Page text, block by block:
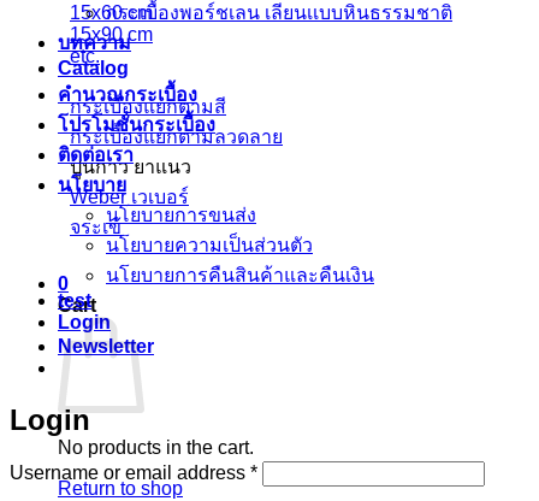
15x60 cm
15x90 cm
etc.
กระเบื้องแยกตามสี
กระเบื้องแยกตามลวดลาย
ปูนกาว ยาแนว
Weber เวเบอร์
จระเข้
0
Cart
No products in the cart.
Return to shop
กระเบื้องพอร์ชเลน เลียนเเบบหินธรรมชาติ
บทความ
Catalog
คำนวณกระเบื้อง
โปรโมชั่นกระเบื้อง
ติดต่อเรา
นโยบาย
นโยบายการขนส่ง
นโยบายความเป็นส่วนตัว
นโยบายการคืนสินค้าและคืนเงิน
test
Login
Newsletter
Login
Username or email address *Required